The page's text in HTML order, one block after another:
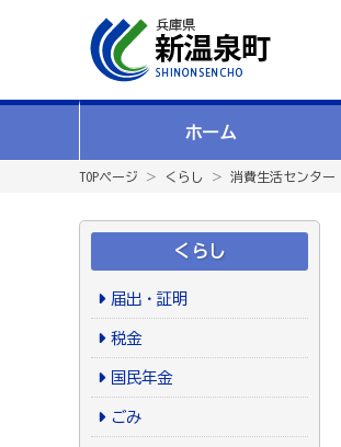
ホーム
TOPページ ＞ くらし ＞ 消費生活センター
くらし
届出・証明
税金
国民年金
ごみ